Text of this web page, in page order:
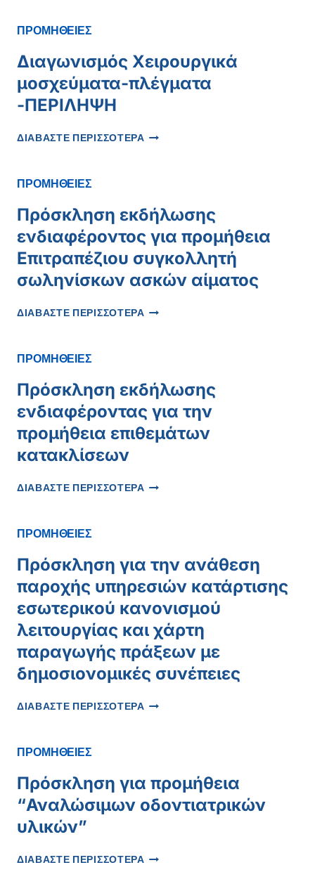
ΠΡΟΜΗΘΕΙΕΣ
Διαγωνισμός Χειρουργικά
μοσχεύματα-πλέγματα
-ΠΕΡΙΛΗΨΗ
ΔΙΑΒΑΣΤΕ ΠΕΡΙΣΣΟΤΕΡΑ ΔΙΑΓΩΝΙΣΜΌΣ
ΠΡΟΜΗΘΕΙΕΣ
Πρόσκληση εκδήλωσης
ενδιαφέροντος για προμήθεια
Επιτραπέζιου συγκολλητή
σωληνίσκων ασκών αίματος
ΔΙΑΒΑΣΤΕ ΠΕΡΙΣΣΟΤΕΡΑ ΠΡΌΣΚΛΗΣΗ
ΕΠΙΤΡΑΠΈΖΙΟΥ
ΣΥΓΚΟΛΛΗΤΉ
ΣΩΛΗΝΊΣΚΩΝ
ΑΣΚΏΝ
ΑΊΜΑΤΟΣ
ΠΡΟΜΗΘΕΙΕΣ
Πρόσκληση εκδήλωσης
ενδιαφέροντας για την
προμήθεια επιθεμάτων
κατακλίσεων
ΔΙΑΒΑΣΤΕ ΠΕΡΙΣΣΟΤΕΡΑ ΠΡΌΣΚΛΗΣΗ
ΠΡΟΜΉΘΕΙΑ
ΕΠΙΘΕΜΆΤΩΝ
ΚΑΤΑΚΛΊΣΕΩΝ
ΠΡΟΜΗΘΕΙΕΣ
Πρόσκληση για την ανάθεση
παροχής υπηρεσιών κατάρτισης
εσωτερικού κανονισμού
λειτουργίας και χάρτη
παραγωγής πράξεων με
δημοσιονομικές συνέπειες
ΔΙΑΒΑΣΤΕ ΠΕΡΙΣΣΟΤΕΡΑ ΠΡΌΣΚΛΗΣΗ
ΥΠΗΡΕΣΙΏΝ
ΚΑΤΆΡΤΙΣΗΣ
ΕΣΩΤΕΡΙΚΟΎ
ΧΆΡΤΗ
ΠΡΟΜΗΘΕΙΕΣ
Πρόσκληση για προμήθεια
“Αναλώσιμων οδοντιατρικών
υλικών”
ΔΙΑΒΑΣΤΕ ΠΕΡΙΣΣΟΤΕΡΑ ΠΡΌΣΚΛΗΣΗ